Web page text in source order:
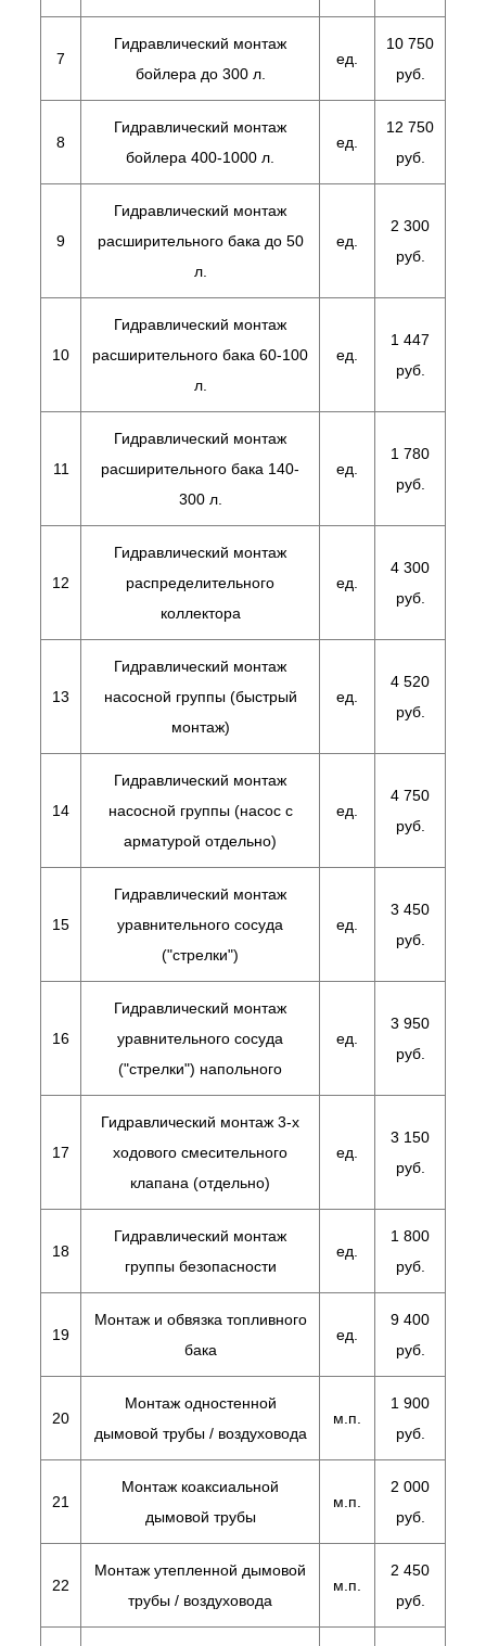
7
Гидравлический монтаж
бойлера до 300 л.
ед.
10 750
руб.
8
Гидравлический монтаж
бойлера 400-1000 л.
ед.
12 750
руб.
9
Гидравлический монтаж
расширительного бака до 50
л.
ед.
2 300
руб.
10
Гидравлический монтаж
расширительного бака 60-100
л.
ед.
1 447
руб.
11
Гидравлический монтаж
расширительного бака 140-
300 л.
ед.
1 780
руб.
12
Гидравлический монтаж
распределительного
коллектора
ед.
4 300
руб.
13
Гидравлический монтаж
насосной группы (быстрый
монтаж)
ед.
4 520
руб.
14
Гидравлический монтаж
насосной группы (насос с
арматурой отдельно)
ед.
4 750
руб.
15
Гидравлический монтаж
уравнительного сосуда
("стрелки")
ед.
3 450
руб.
16
Гидравлический монтаж
уравнительного сосуда
("стрелки") напольного
ед.
3 950
руб.
17
Гидравлический монтаж 3-х
ходового смесительного
клапана (отдельно)
ед.
3 150
руб.
18
Гидравлический монтаж
группы безопасности
ед.
1 800
руб.
19
Монтаж и обвязка топливного
бака
ед.
9 400
руб.
20
Монтаж одностенной
дымовой трубы / воздуховода
м.п.
1 900
руб.
21
Монтаж коаксиальной
дымовой трубы
м.п.
2 000
руб.
22
Монтаж утепленной дымовой
трубы / воздуховода
м.п.
2 450
руб.